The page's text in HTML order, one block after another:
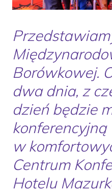
Borówkowej.
dwa dnia, z
dzień będzie
w
Centrum
Hotelu